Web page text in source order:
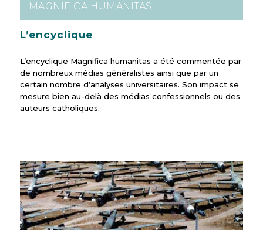
MAGNIFICA HUMANITAS
L’encyclique
L’encyclique Magnifica humanitas a été commentée par
de nombreux médias généralistes ainsi que par un
certain nombre d’analyses universitaires. Son impact se
mesure bien au-delà des médias confessionnels ou des
auteurs catholiques.